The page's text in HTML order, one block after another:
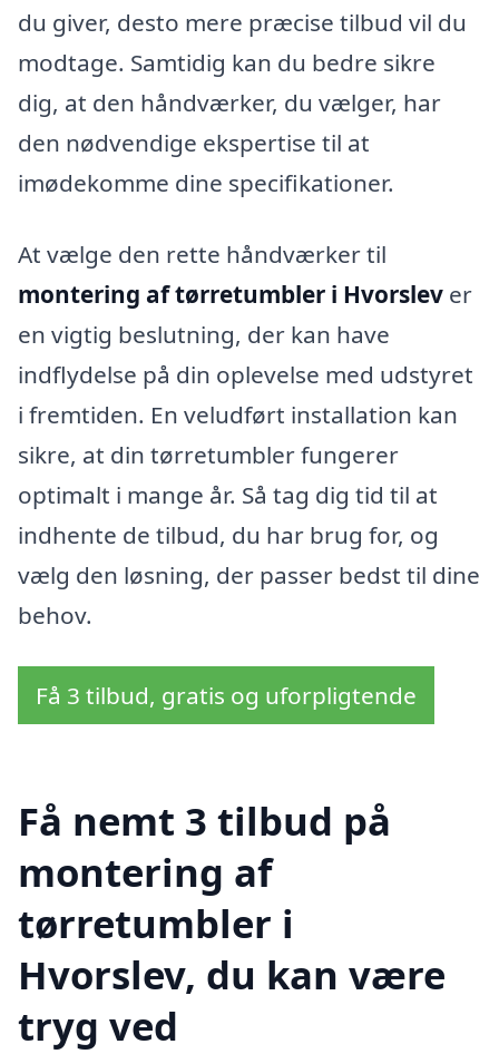
du giver, desto mere præcise tilbud vil du
modtage. Samtidig kan du bedre sikre
dig, at den håndværker, du vælger, har
den nødvendige ekspertise til at
imødekomme dine specifikationer.
At vælge den rette håndværker til
montering af tørretumbler i Hvorslev er
en vigtig beslutning, der kan have
indflydelse på din oplevelse med udstyret
i fremtiden. En veludført installation kan
sikre, at din tørretumbler fungerer
optimalt i mange år. Så tag dig tid til at
indhente de tilbud, du har brug for, og
vælg den løsning, der passer bedst til dine
behov.
Få 3 tilbud, gratis og uforpligtende
Få nemt 3 tilbud på
montering af
tørretumbler i
Hvorslev, du kan være
tryg ved